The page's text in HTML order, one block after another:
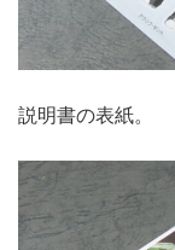
説明書の表紙。